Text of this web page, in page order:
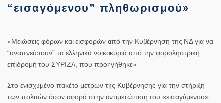
“εισαγόμενου” πληθωρισμού»
«Μειώσεις φόρων και εισφορών από την Κυβέρνηση της ΝΔ για να
“αναπνεύσουν” τα ελληνικά νοικοκυριά από την φοροληστρική
επιδρομή του ΣΥΡΙΖΑ, που προηγήθηκε»
Στο ενισχυμένο πακέτο μέτρων της Κυβέρνησης για την στήριξη
των πολιτών όσον αφορά στην αντιμετώπιση του «εισαγόμενου»